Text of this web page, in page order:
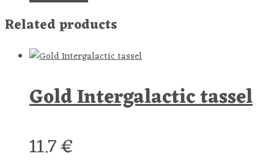
Related products
Gold Intergalactic tassel
11.7€